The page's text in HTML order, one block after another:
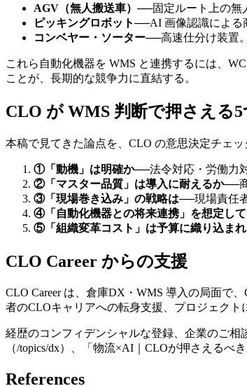
AGV（無人搬送車） ──固定ルート上の無
ピッキングロボット──AI 画像認識による
コンベヤー・ソーター──高速仕分け装置
これら自動化機器を WMS と連携するには、
ことが、長期的な競争力に直結する。
CLO が WMS 判断で押さえる
本稿で見てきた論点を、CLO の意思決定チェッ
①「動機」は明確か──法令対応・労働力
②「マスター品質」は導入に耐えるか──
③「現場巻き込み」の戦略は──現場責任
④「自動化機器との将来連携」を想定し
⑤「組織変革コスト」は予算に織り込ま
CLO Career からの支援
CLO Career は、倉庫DX・WMS 導入の局面で
者のCLOキャリアへの転身支援、プロジェク
経歴のコンフィデンシャルな登録、企業のご相
（/topics/dx）、「物流×AI｜CLOが押さえるべ
References